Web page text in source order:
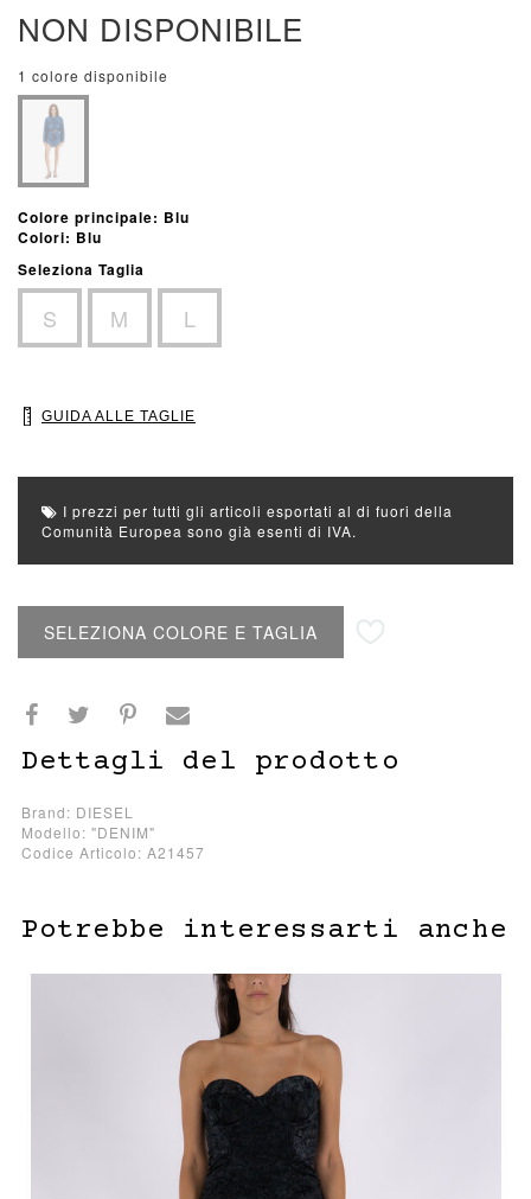
NON DISPONIBILE
1 colore disponibile
Colore principale: Blu
Colori: Blu
Seleziona Taglia
S M L
GUIDA ALLE TAGLIE
I prezzi per tutti gli articoli esportati al di fuori della
Comunità Europea sono già esenti di IVA.
SELEZIONA COLORE E TAGLIA
Dettagli del prodotto
Brand: DIESEL
Modello: "DENIM"
Codice Articolo: A21457
Potrebbe interessarti anche